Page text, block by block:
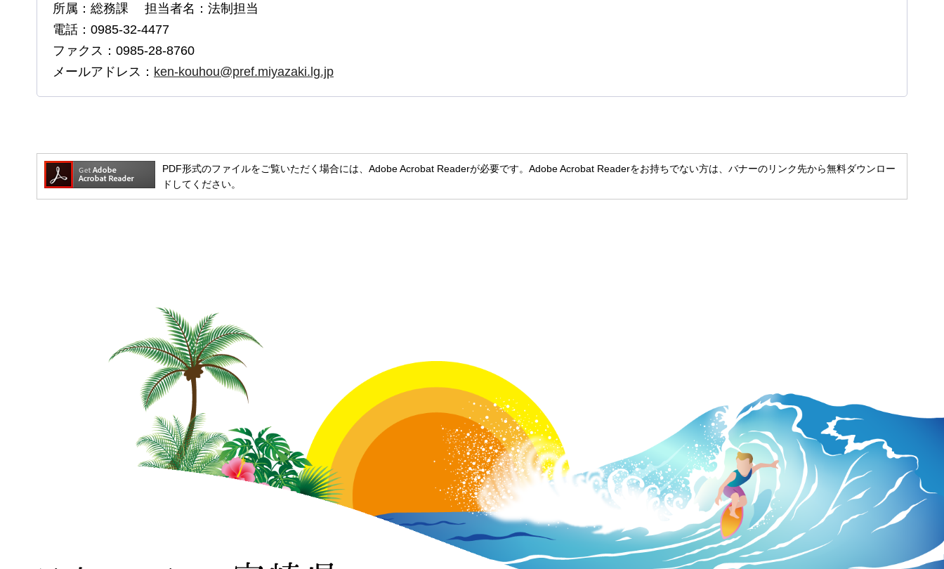
所属：総務課 担当者名：法制担当
電話：0985-32-4477
ファクス：0985-28-8760
メールアドレス： ken-kouhou@pref.miyazaki.lg.jp
PDF形式のファイルをご覧いただく場合には、Adobe Acrobat Readerが必要です。Adobe Acrobat Readerをお持ちでない方は、バナーのリンク先から無料ダウンロー
ドしてください。